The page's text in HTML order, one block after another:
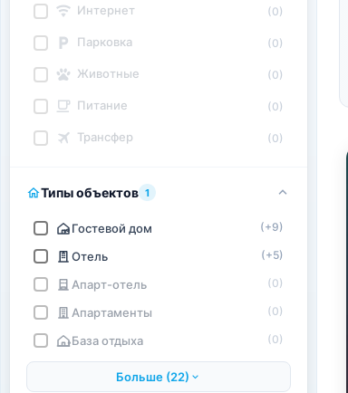
Интернет (0)
Парковка (0)
Животные (0)
Питание (0)
Трансфер (0)
Типы объектов 1
Гостевой дом (+9)
Отель (+5)
Апарт-отель (0)
Апартаменты (0)
База отдыха (0)
Больше (22)